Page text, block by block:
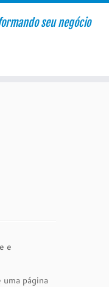
seu negócio
e
página